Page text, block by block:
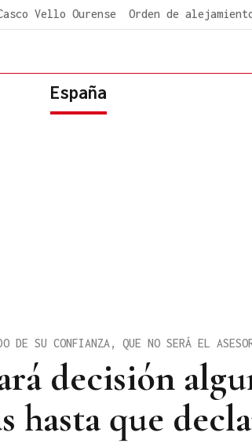
Vello Ourense Orden de
España
decisión
hasta que
DE SU CONFIANZA, QUE NO SERÁ EL